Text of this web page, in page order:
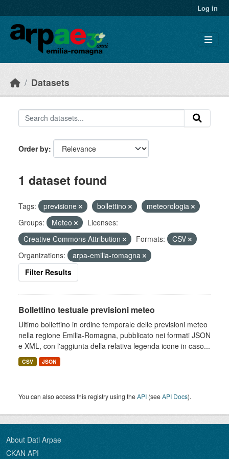
Log in
Datasets
Order by
1 dataset found
Tags: previsione bollettino
meteorologia
Groups:
Meteo
Licenses:
Creative Commons Attribution
Formats:
CSV
Organizations:
arpa-emilia-romagna
Filter Results
Bollettino testuale previsioni meteo
Ultimo bollettino in ordine temporale delle previsioni meteo
nella regione Emilia-Romagna, pubblicato nei formati JSON
e XML, con l'aggiunta della relativa legenda icone in caso...
CSV JSON
You can also access this registry using theAPI (seeAPI Docs).
About Dati Arpae
CKAN API